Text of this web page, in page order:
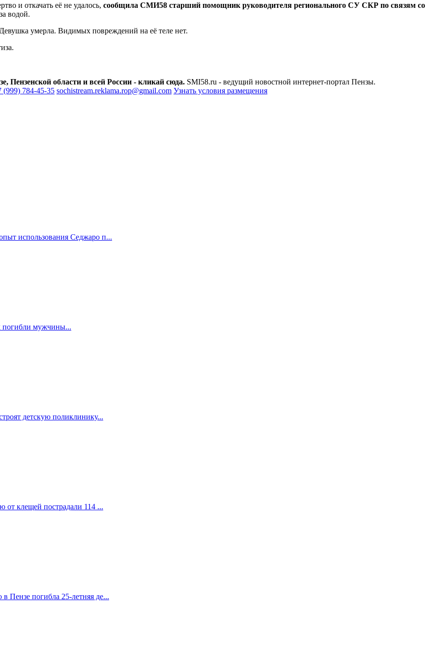
и откачать её не удалось, сообщила СМИ58 старший помощник руководителя регионального СУ СКР по связям со
водой.
умерла. Видимых повреждений на её теле нет.
Пензенской области и всей России - кликай сюда. SMI58.ru - ведущий новостной интернет-портал Пензы.
(999) 784-45-35 sochistream.reklama.rop@gmail.com Узнать условия размещения
использования Седжаро п...
погибли мужчины...
детскую поликлинику...
от клещей пострадали 114 ...
Пензе погибла 25-летняя де...